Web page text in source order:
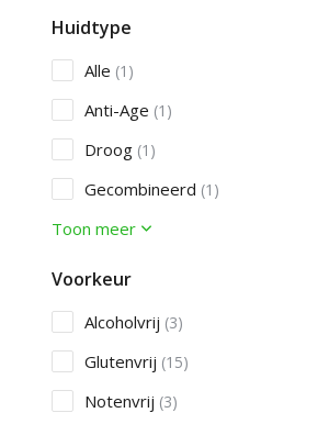
Huidtype
Alle (1)
Anti-Age (1)
Droog (1)
Gecombineerd (1)
Toon meer
Voorkeur
Alcoholvrij (3)
Glutenvrij (15)
Notenvrij (3)